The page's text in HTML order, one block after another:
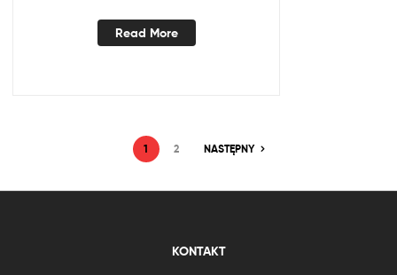
Read More
1 2 NASTĘPNY
KONTAKT